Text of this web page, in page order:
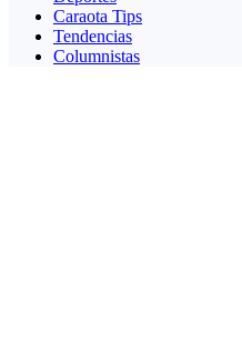
Caraota Tips
Tendencias
Columnistas